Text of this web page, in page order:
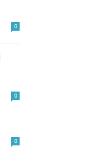
0
0
0